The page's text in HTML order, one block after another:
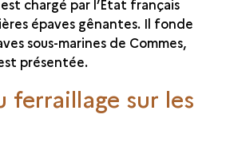
chargé par l’État français
épaves gênantes. Il fonde
sous-marines de Commes,
présentée.
ferraillage sur les